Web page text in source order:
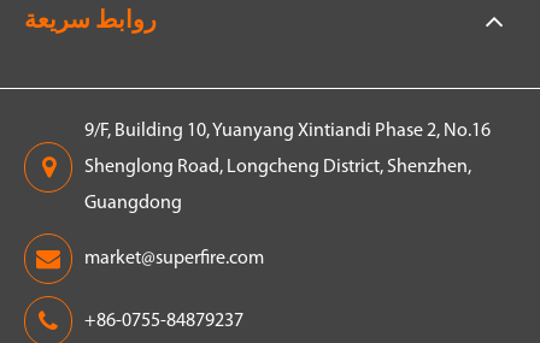
روابط سريعة
9/F, Building 10, Yuanyang Xintiandi Phase 2, No.16
Shenglong Road, Longcheng District, Shenzhen,
Guangdong
market@superfire.com
+86-0755-84879237